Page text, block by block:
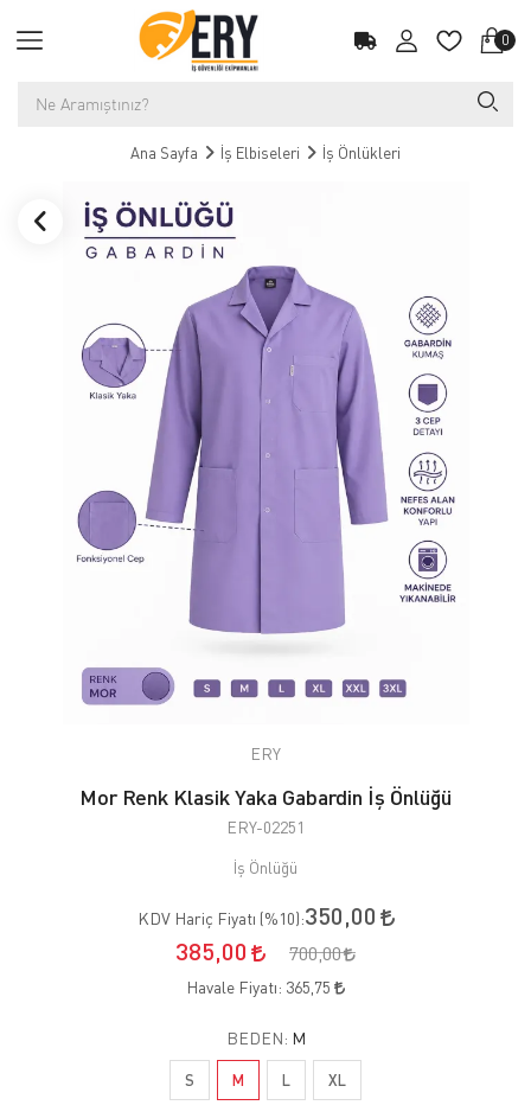
0
Ana Sayfa İş Elbiseleri İş Önlükleri
ERY
Mor Renk Klasik Yaka Gabardin İş Önlüğü
ERY-02251
İş Önlüğü
KDV Hariç Fiyatı (%10):350,00
385,00
700,00
Havale Fiyatı: 365,75
BEDEN: M
S M L XL